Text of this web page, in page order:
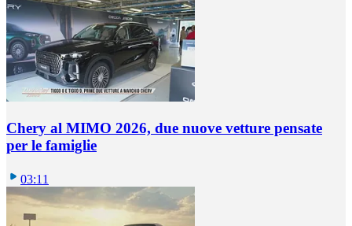
Chery al MIMO 2026, due nuove vetture pensate
per le famiglie
03:11